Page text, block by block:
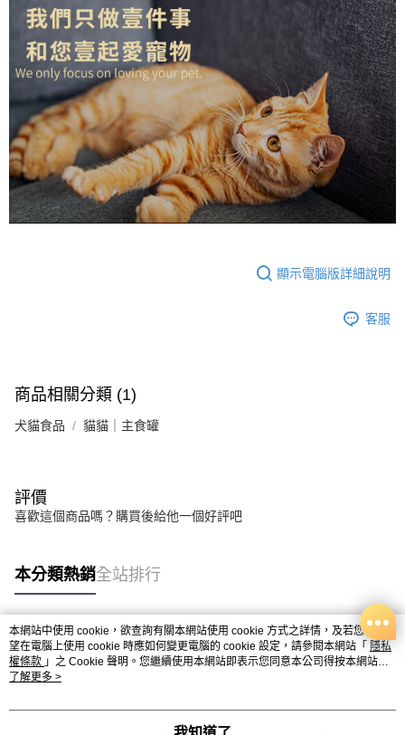
顯示電腦版詳細說明
客服
商品相關分類 (1)
犬貓食品 貓貓｜主食罐
評價
喜歡這個商品嗎？購買後給他一個好評吧
本分類熱銷全站排行
熱門標籤
本網站中使用 cookie，欲查詢有關本網站使用 cookie 方式之詳情，及若您不希
望在電腦上使用 cookie 時應如何變更電腦的 cookie 設定，請參閱本網站「 隱私
權條款 」之 Cookie 聲明。您繼續使用本網站即表示您同意本公司得按本網站使
用條款之 Cookie 聲明使用 cookie。
了解更多 >